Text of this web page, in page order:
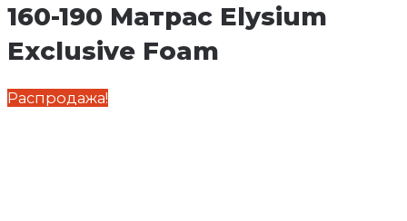
160-190 Матрас Elysium
Exclusive Foam
Распродажа!